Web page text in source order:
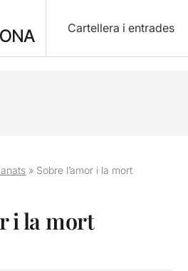
Cartellera i entrades
» Sobre l’amor i la mort
i la mort